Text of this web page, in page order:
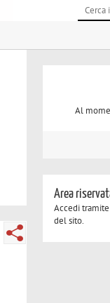
Al
Area
Accedi tramite
del sito.